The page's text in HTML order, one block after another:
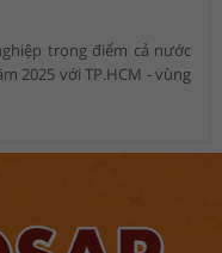
trọng điểm cả nước
2025 với TP.HCM - vùng